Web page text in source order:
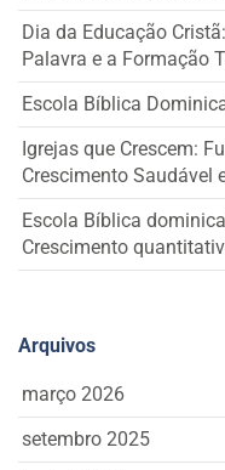
Dia da Educação
Palavra e a Formação
Escola Bíblica
Igrejas que Crescem:
Crescimento Saudável
Escola Bíblica
Crescimento
Arquivos
março 2026
setembro 2025